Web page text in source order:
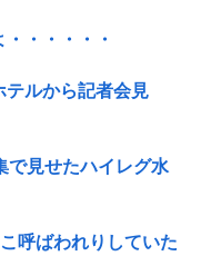
・・・・・
テルから記者会見
で見せたハイレグ水
呼ばわれりしていた